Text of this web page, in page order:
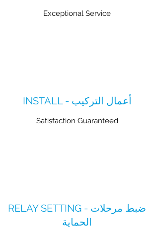
Exceptional Service
INSTALL - أعمال التركيب
Satisfaction Guaranteed
RELAY SETTING - ضبط مرحلات
الحماية